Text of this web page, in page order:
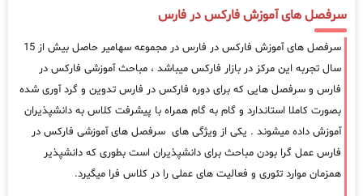
سرفصل های آموزش فارکس در فارس
سرفصل های آموزش فارکس در فارس در مجموعه سهامیر حاصل بیش از 15
سال تجربه این مرکز در بازار فارکس میباشد ، مباحث آموزشی فارکس در
فارس و سرفصل هایی که برای دوره فارکس در فارس تدوین و گرد آوری شده
بصورت کاملا استاندارد و گام به گام همراه با پیشرفت کلاس به دانشپذیران
آموزش داده میشوند . یکی از ویژگی های سرفصل های آموزشی فارکس در
فارس عمل گرا بودن مباحث برای دانشپذیران است بطوری که دانشپذیر
همزمان موارد تئوری و فعالیت های عملی را در کلاس فرا میگیرد.